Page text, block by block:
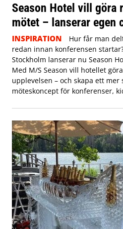
Season Hotel vill göra
mötet – lanserar egen
INSPIRATION
Hur får man
redan innan konferensen
Stockholm lanserar nu Season
Med M/S Season vill hotellet
upplevelsen – och skapa ett mer
möteskoncept för konferenser,